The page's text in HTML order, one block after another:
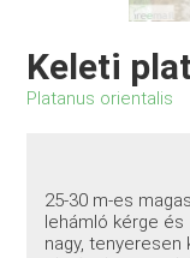
Keleti
Platanus orientalis
25-30 m-es
lehámló kérge és
nagy,